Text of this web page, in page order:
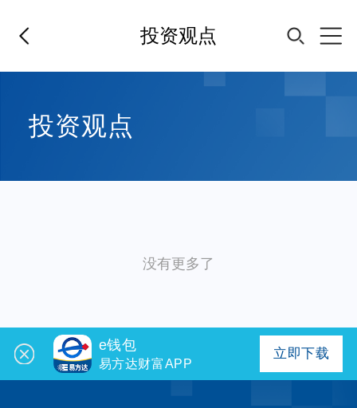
投资观点
个人养老金
投资观点
没有更多了
e钱包
易方达财富APP
立即下载